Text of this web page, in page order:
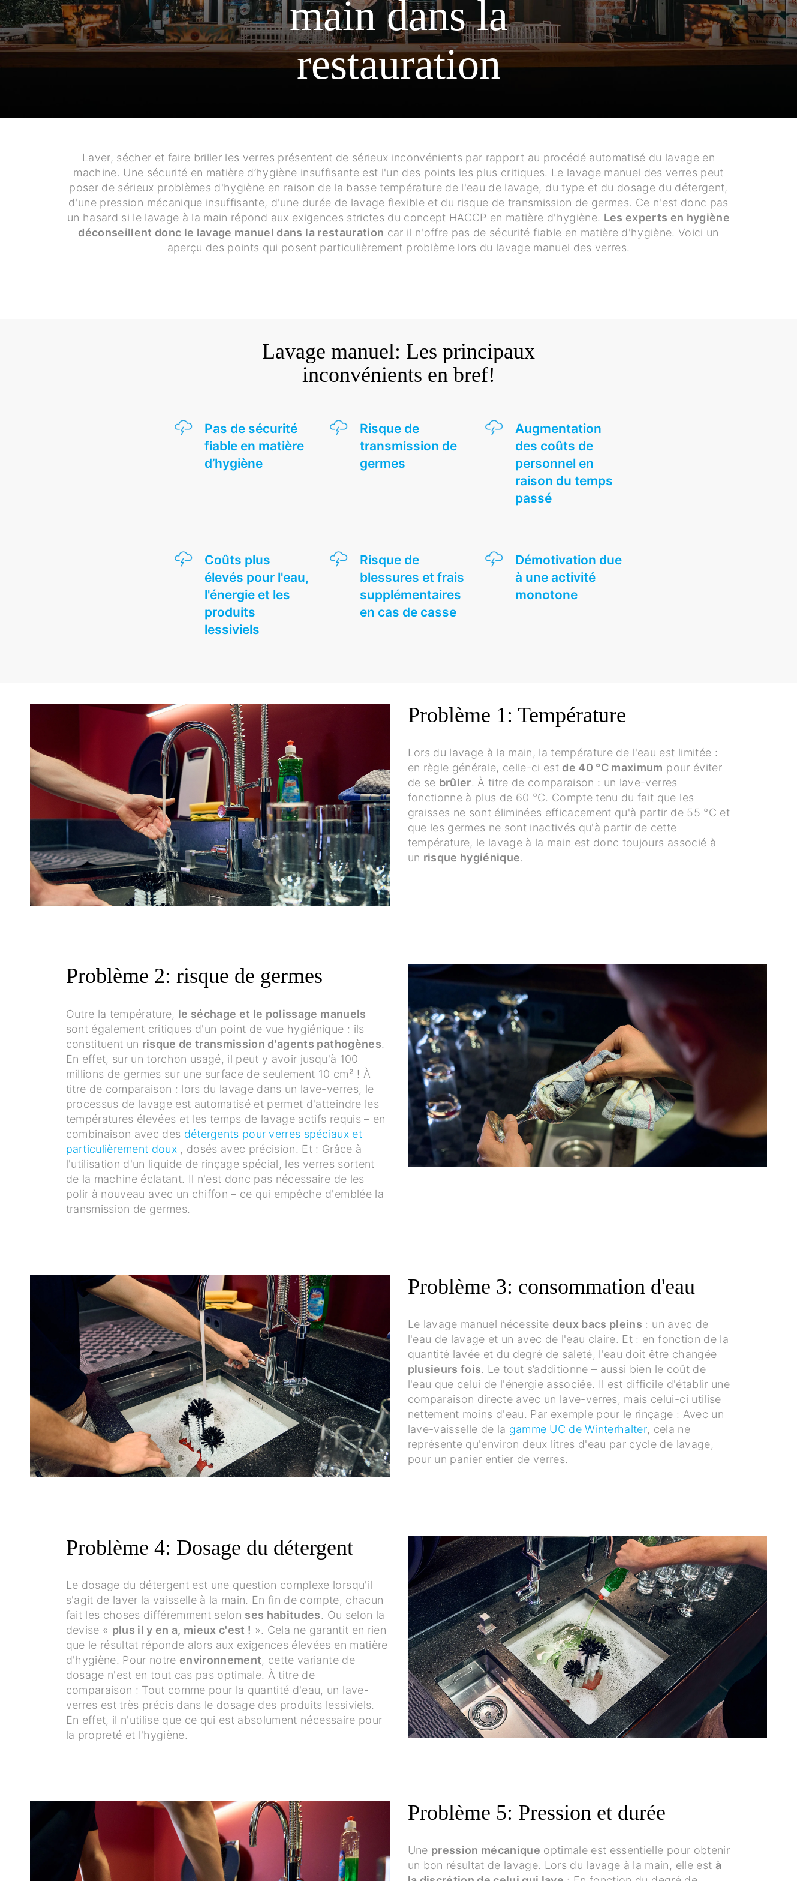
main dans la
restauration
Laver, sécher et faire briller les verres présentent de sérieux inconvénients par rapport au procédé automatisé du lavage en
machine. Une sécurité en matière d’hygiène insuffisante est l'un des points les plus critiques. Le lavage manuel des verres peut
poser de sérieux problèmes d'hygiène en raison de la basse température de l'eau de lavage, du type et du dosage du détergent,
d'une pression mécanique insuffisante, d'une durée de lavage flexible et du risque de transmission de germes. Ce n'est donc pas
un hasard si le lavage à la main répond aux exigences strictes du concept HACCP en matière d'hygiène. Les experts en hygiène
déconseillent donc le lavage manuel dans la restauration car il n'offre pas de sécurité fiable en matière d'hygiène. Voici un
aperçu des points qui posent particulièrement problème lors du lavage manuel des verres.
Lavage manuel: Les principaux
inconvénients en bref!
Pas de sécurité
fiable en matière
d’hygiène
Risque de
transmission de
germes
Augmentation
des coûts de
personnel en
raison du temps
passé
Coûts plus
élevés pour l'eau,
l'énergie et les
produits
lessiviels
Risque de
blessures et frais
supplémentaires
en cas de casse
Démotivation due
à une activité
monotone
Problème 1: Température
Lors du lavage à la main, la température de l'eau est limitée :
en règle générale, celle-ci est de 40 °C maximum pour éviter
de se brûler. À titre de comparaison : un lave-verres
fonctionne à plus de 60 °C. Compte tenu du fait que les
graisses ne sont éliminées efficacement qu'à partir de 55 °C et
que les germes ne sont inactivés qu'à partir de cette
température, le lavage à la main est donc toujours associé à
un risque hygiénique.
Problème 2: risque de germes
Outre la température, le séchage et le polissage manuels
sont également critiques d'un point de vue hygiénique : ils
constituent un risque de transmission d'agents pathogènes.
En effet, sur un torchon usagé, il peut y avoir jusqu'à 100
millions de germes sur une surface de seulement 10 cm² ! À
titre de comparaison : lors du lavage dans un lave-verres, le
processus de lavage est automatisé et permet d'atteindre les
températures élevées et les temps de lavage actifs requis – en
combinaison avec des détergents pour verres spéciaux et
particulièrement doux, dosés avec précision. Et : Grâce à
l'utilisation d'un liquide de rinçage spécial, les verres sortent
de la machine éclatant. Il n'est donc pas nécessaire de les
polir à nouveau avec un chiffon – ce qui empêche d'emblée la
transmission de germes.
Problème 3: consommation d'eau
Le lavage manuel nécessite deux bacs pleins : un avec de
l'eau de lavage et un avec de l'eau claire. Et : en fonction de la
quantité lavée et du degré de saleté, l'eau doit être changée
plusieurs fois. Le tout s’additionne – aussi bien le coût de
l'eau que celui de l'énergie associée. Il est difficile d'établir une
comparaison directe avec un lave-verres, mais celui-ci utilise
nettement moins d'eau. Par exemple pour le rinçage : Avec un
lave-vaisselle de la gamme UC de Winterhalter, cela ne
représente qu'environ deux litres d'eau par cycle de lavage,
pour un panier entier de verres.
Problème 4: Dosage du détergent
Le dosage du détergent est une question complexe lorsqu'il
s'agit de laver la vaisselle à la main. En fin de compte, chacun
fait les choses différemment selon ses habitudes. Ou selon la
devise « plus il y en a, mieux c'est ! ». Cela ne garantit en rien
que le résultat réponde alors aux exigences élevées en matière
d'hygiène. Pour notre environnement, cette variante de
dosage n'est en tout cas pas optimale. À titre de
comparaison : Tout comme pour la quantité d'eau, un lave-
verres est très précis dans le dosage des produits lessiviels.
En effet, il n'utilise que ce qui est absolument nécessaire pour
la propreté et l'hygiène.
Problème 5: Pression et durée
Une pression mécanique optimale est essentielle pour obtenir
un bon résultat de lavage. Lors du lavage à la main, elle est à